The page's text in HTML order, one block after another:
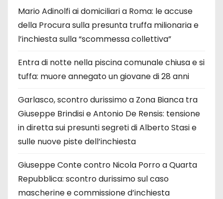
Mario Adinolfi ai domiciliari a Roma: le accuse
della Procura sulla presunta truffa milionaria e
l’inchiesta sulla “scommessa collettiva”
Entra di notte nella piscina comunale chiusa e si
tuffa: muore annegato un giovane di 28 anni
Garlasco, scontro durissimo a Zona Bianca tra
Giuseppe Brindisi e Antonio De Rensis: tensione
in diretta sui presunti segreti di Alberto Stasi e
sulle nuove piste dell’inchiesta
Giuseppe Conte contro Nicola Porro a Quarta
Repubblica: scontro durissimo sul caso
mascherine e commissione d’inchiesta